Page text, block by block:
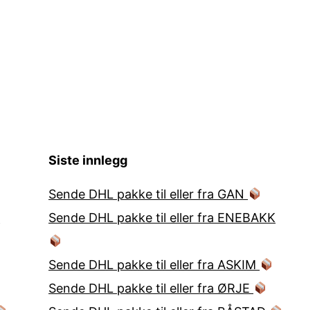
Siste innlegg
Sende DHL pakke til eller fra GAN
Sende DHL pakke til eller fra ENEBAKK
Sende DHL pakke til eller fra ASKIM
Sende DHL pakke til eller fra ØRJE